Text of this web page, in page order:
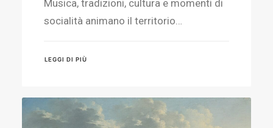
Musica, tradizioni, cultura e momenti di
socialità animano il territorio…
LEGGI DI PIÙ